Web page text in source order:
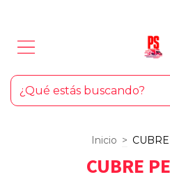
Inicio >
CUBRE